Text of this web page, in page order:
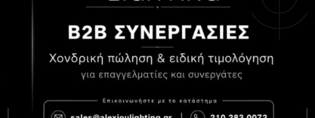
Κατάστημα Χαλάνδρι:Σαρανταπόρου 55, 15232, Χαλάνδρι
sales@alexioulighting.gr
210 283 0072
6983123181